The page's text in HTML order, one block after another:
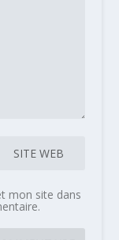
mon site dans